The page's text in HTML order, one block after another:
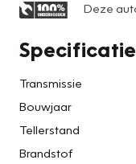
Deze
Transmissie
Bouwjaar
Tellerstand
Brandstof